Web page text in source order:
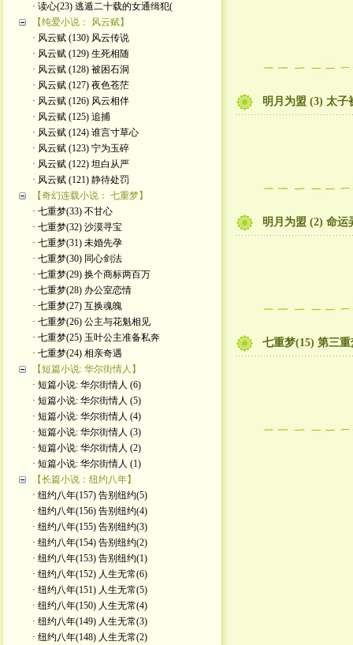
· 读心(23) 逃遁二十载的女通缉犯(
【纯爱小说： 风云赋】
· 风云赋 (130) 风云传说
· 风云赋 (129) 生死相随
· 风云赋 (128) 被困石洞
· 风云赋 (127) 夜色苍茫
· 风云赋 (126) 风云相伴
· 风云赋 (125) 追捕
· 风云赋 (124) 谁言寸草心
· 风云赋 (123) 宁为玉碎
· 风云赋 (122) 坦白从严
· 风云赋 (121) 静待处罚
【奇幻连载小说： 七重梦】
· 七重梦(33) 不甘心
· 七重梦(32) 沙漠寻宝
· 七重梦(31) 未婚先孕
· 七重梦(30) 同心剑法
· 七重梦(29) 换个商标两百万
· 七重梦(28) 办公室恋情
· 七重梦(27) 互换魂魄
· 七重梦(26) 公主与花魁相见
· 七重梦(25) 玉叶公主准备私奔
· 七重梦(24) 相亲奇遇
【短篇小说: 华尔街情人】
· 短篇小说: 华尔街情人 (6)
· 短篇小说: 华尔街情人 (5)
· 短篇小说: 华尔街情人 (4)
· 短篇小说: 华尔街情人 (3)
· 短篇小说: 华尔街情人 (2)
· 短篇小说: 华尔街情人 (1)
【长篇小说：纽约八年】
· 纽约八年(157) 告别纽约(5)
· 纽约八年(156) 告别纽约(4)
· 纽约八年(155) 告别纽约(3)
· 纽约八年(154) 告别纽约(2)
· 纽约八年(153) 告别纽约(1)
· 纽约八年(152) 人生无常(6)
· 纽约八年(151) 人生无常(5)
· 纽约八年(150) 人生无常(4)
· 纽约八年(149) 人生无常(3)
· 纽约八年(148) 人生无常(2)
明月为盟 (3) 太子
明月为盟 (2) 命运
七重梦(15) 第三